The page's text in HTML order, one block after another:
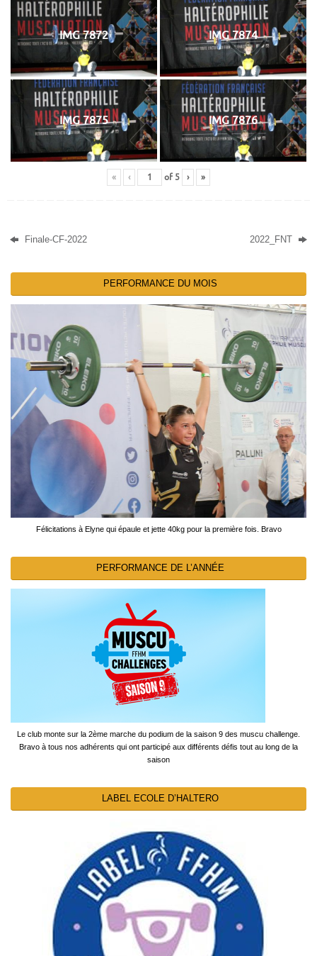
IMG 7872 IMG 7874
IMG 7875 IMG 7876
« ‹ of 5 › »
Finale-CF-2022 2022_FNT
PERFORMANCE DU MOIS
Félicitations à Elyne qui épaule et jette 40kg pour la première fois. Bravo
PERFORMANCE DE L’ANNÉE
Le club monte sur la 2ème marche du podium de la saison 9 des muscu challenge.
Bravo à tous nos adhérents qui ont participé aux différents défis tout au long de la
saison
LABEL ECOLE D’HALTERO